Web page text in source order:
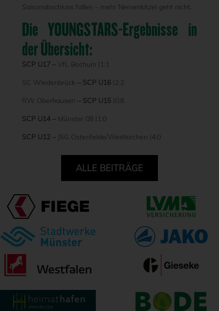
Saisonabschluss fallen – mehr Nervenkitzel geht nicht.
Die YOUNGSTARS-Ergebnisse in
der Übersicht:
SCP U17 – VfL Bochum |1:1
SC Wiedenbrück – SCP U16|2:2
RW Oberhausen – SCP U15|0:8
SCP U14 – Münster 08 |1:0
SCP U12 – JSG Ostenfelde/Westkirchen |4:0
ALLE BEITRÄGE